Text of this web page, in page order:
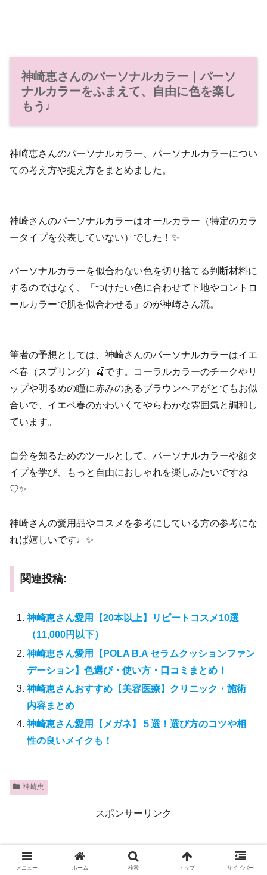
神崎恵さんのパーソナルカラー｜パーソ
ナルカラーをふまえて、自由に色を楽し
もう♩
神崎恵さんのパーソナルカラー、パーソナルカラーについ
ての考え方や捉え方をまとめました。
神崎さんのパーソナルカラーはオールカラー（特定のカラ
ータイプを公表していない）でした！✨
パーソナルカラーを似合わない色を切り捨てる判断材料に
するのではなく、「つけたい色に合わせて下地やコントロ
ールカラーで肌を似合わせる」のが神崎さん流。
筆者の予想としては、神崎さんのパーソナルカラーはイエ
ベ春（スプリング）🍒です。コーラルカラーのチークやリ
ップや明るめの瞳に赤みのあるブラウンヘアがとてもお似
合いで、イエベ春のかわいくてやらわかな雰囲気と調和し
ています。
自分を知るためのツールとして、パーソナルカラーや顔タ
イプを学び、もっと自由におしゃれを楽しみたいですね
♡✨
神崎さんの愛用品やコスメを参考にしている方の参考にな
れば嬉しいです♩✨
関連投稿:
神崎恵さん愛用【20本以上】リピートコスメ10選
（11,000円以下）
神崎恵さん愛用【POLA B.A セラムクッションファン
デーション】色選び・使い方・口コミまとめ！
神崎恵さんおすすめ【美容医療】クリニック・施術
内容まとめ
神崎恵さん愛用【メガネ】５選！選び方のコツや相
性の良いメイクも！
神崎恵
スポンサーリンク
メニュー ホーム 検索 トップ サイドバー